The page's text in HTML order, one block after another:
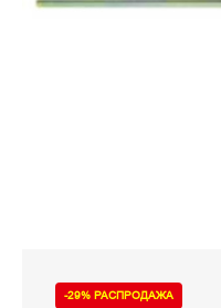
-29% РАСПРОДАЖА